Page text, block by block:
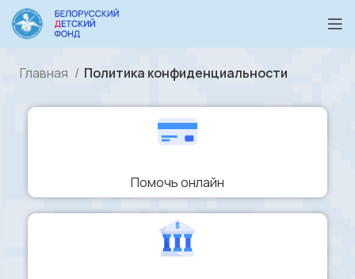
Главная Политика конфиденциальности
Помочь онлайн